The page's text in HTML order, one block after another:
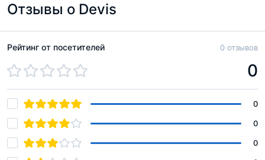
Отзывы о Devis
Рейтинг от посетителей 0 отзывов
0
0
0
0